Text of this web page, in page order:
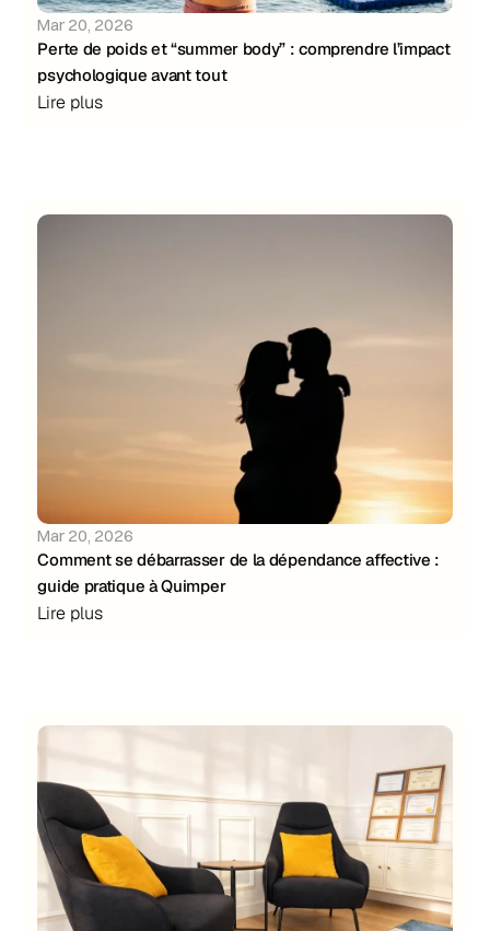
Mar 20, 2026
Perte de poids et “summer body” : comprendre l’impact
psychologique avant tout
Lire plus
Mar 20, 2026
Comment se débarrasser de la dépendance affective :
guide pratique à Quimper
Lire plus